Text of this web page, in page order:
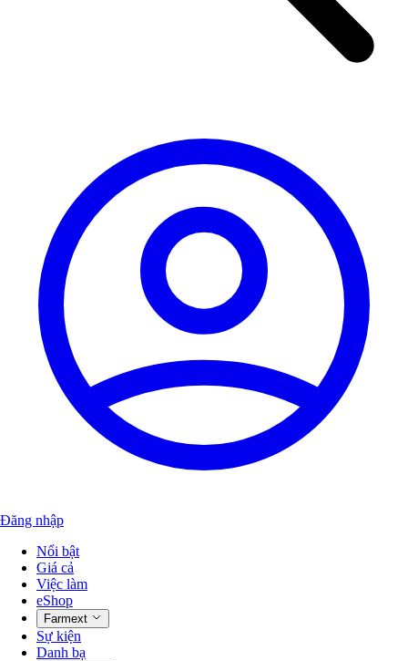
Đăng nhập
Nổi bật
Giá cả
Việc làm
eShop
Farmext
Sự kiện
Danh bạ